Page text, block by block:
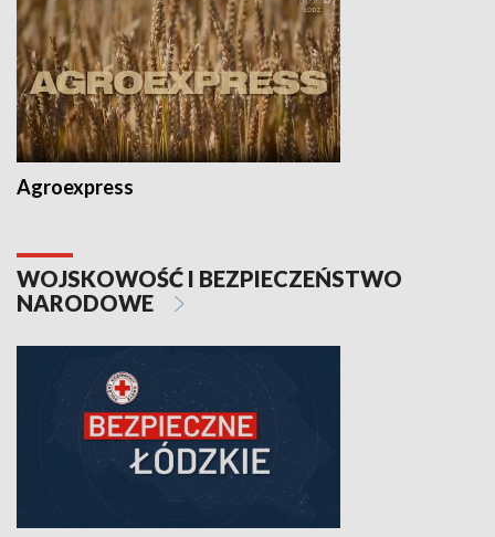
Agroexpress
WOJSKOWOŚĆ I BEZPIECZEŃSTWO
NARODOWE